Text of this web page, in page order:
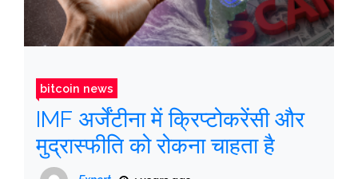
bitcoin news
IMF अर्जेंटीना में क्रिप्टोकरेंसी और
मुद्रास्फीति को रोकना चाहता है